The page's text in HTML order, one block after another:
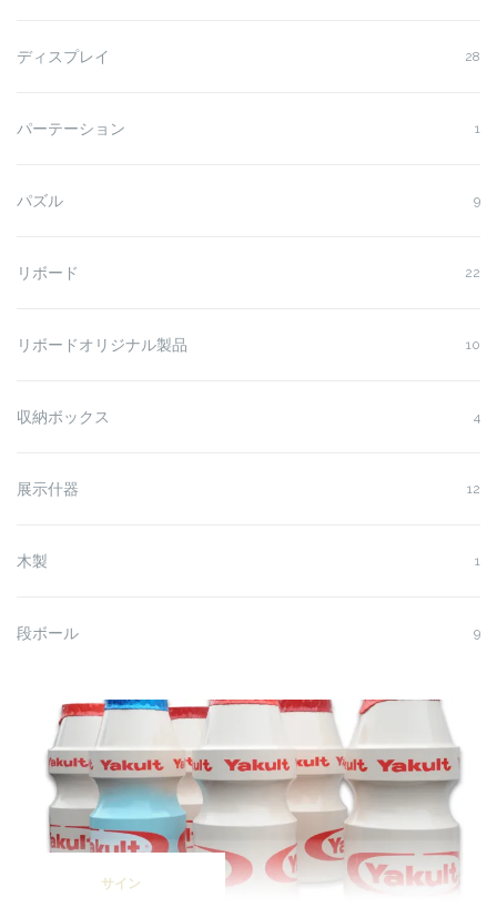
ディスプレイ 28
パーテーション 1
パズル 9
リボード 22
リボードオリジナル製品 10
収納ボックス 4
展示什器 12
木製 1
段ボール 9
サイン